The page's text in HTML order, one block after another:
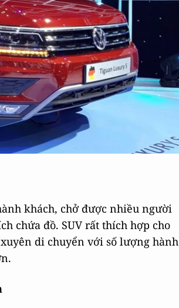
khách, chở được nhiều người
chứa đồ. SUV rất thích hợp cho
di chuyển với số lượng hành